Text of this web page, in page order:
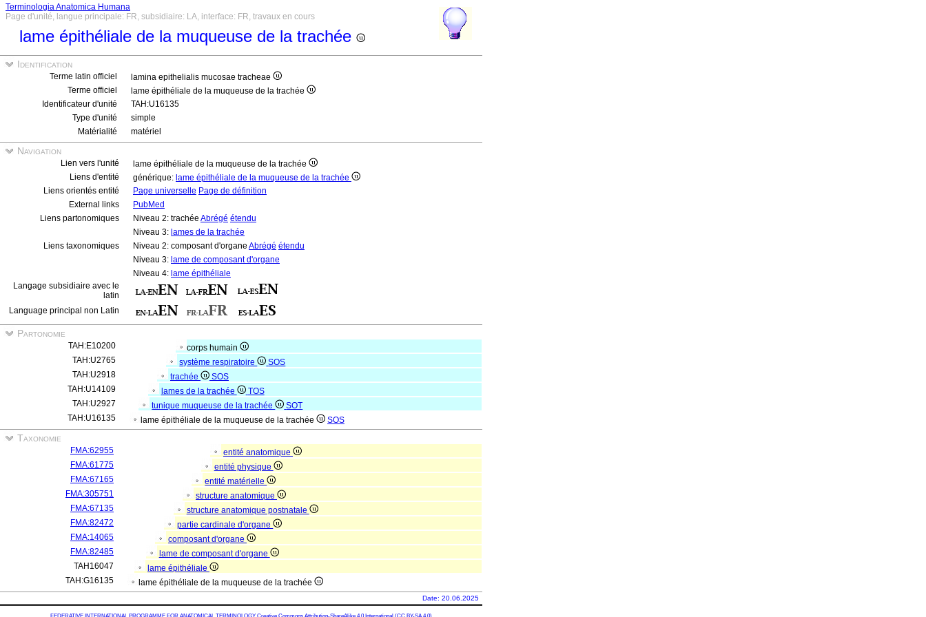
Terminologia Anatomica Humana
Page d'unité, langue principale: FR, subsidiaire: LA, interface: FR, travaux en cours
lame épithéliale de la muqueuse de la trachée
Identification
Terme latin officiel
lamina epithelialis mucosae tracheae
Terme officiel
lame épithéliale de la muqueuse de la trachée
Identificateur d'unité
TAH:U16135
Type d'unité
simple
Matérialité
matériel
Navigation
Lien vers l'unité
lame épithéliale de la muqueuse de la trachée
Liens d'entité
générique: lame épithéliale de la muqueuse de la trachée
Liens orientés entité
Page universelle Page de définition
External links
PubMed
Liens partonomiques
Niveau 2: trachée Abrégé étendu
Niveau 3: lames de la trachée
Liens taxonomiques
Niveau 2: composant d'organe Abrégé étendu
Niveau 3: lame de composant d'organe
Niveau 4: lame épithéliale
Langage subsidiaire avec le
latin
Language principal non Latin
Partonomie
TAH:E10200
corps humain
TAH:U2765
système respiratoire
SOS
TAH:U2918
trachée
SOS
TAH:U14109
lames de la trachée
TOS
TAH:U2927
tunique muqueuse de la trachée
SOT
TAH:U16135
lame épithéliale de la muqueuse de la trachée SOS
Taxonomie
FMA:62955
entité anatomique
FMA:61775
entité physique
FMA:67165
entité matérielle
FMA:305751
structure anatomique
FMA:67135
structure anatomique postnatale
FMA:82472
partie cardinale d'organe
FMA:14065
composant d'organe
FMA:82485
lame de composant d'organe
TAH16047
lame épithéliale
TAH:G16135
lame épithéliale de la muqueuse de la trachée
Date: 20.06.2025